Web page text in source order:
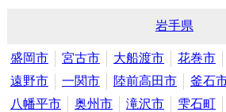
岩手県
盛岡市 宮古市 大船渡市 花巻市
遠野市
一関市 陸前高田市 釜石
八幡平市
奥州市 滝沢市 雫石町